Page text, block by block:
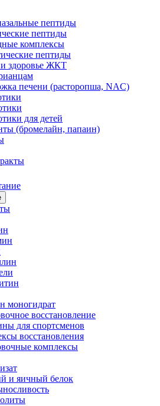
пептиды
пептиды
комплексы
пептиды
здоровье ЖКТ
печени (расторопша, NAC)
для детей
(бромелайн, папаин)
моногидрат
восстановление
для спортсменов
восстановления
комплексы
и яичный белок